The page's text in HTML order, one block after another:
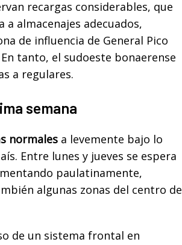
recargas considerables, que
almacenajes adecuados,
de influencia de General Pico
tanto, el sudoeste bonaerense
a regulares.
semana
normales a levemente bajo lo
Entre lunes y jueves se espera
paulatinamente,
algunas zonas del centro de
de un sistema frontal en